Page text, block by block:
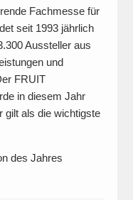
Fachmesse für
seit 1993 jährlich
Aussteller aus
und
FRUIT
in diesem Jahr
gilt als die wichtigste
des Jahres